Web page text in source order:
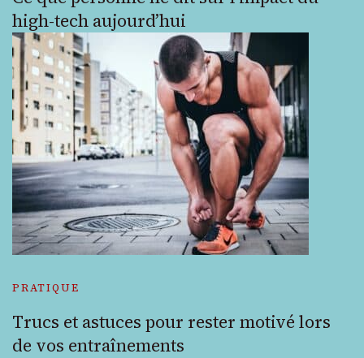
high-tech aujourd’hui
PRATIQUE
Trucs et astuces pour rester motivé lors
de vos entraînements